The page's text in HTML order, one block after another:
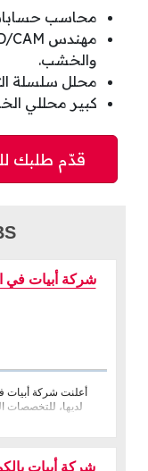
محاسب
والخشب.
محلل سلسلة
كبير محللي
شركة أبيات في
أعلنت شركة
لديها، للتخصصات
شركة أبيات